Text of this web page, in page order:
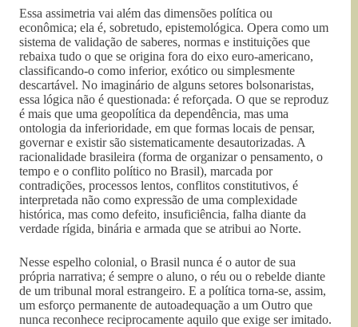
Essa assimetria vai além das dimensões política ou
econômica; ela é, sobretudo, epistemológica. Opera como um
sistema de validação de saberes, normas e instituições que
rebaixa tudo o que se origina fora do eixo euro-americano,
classificando-o como inferior, exótico ou simplesmente
descartável. No imaginário de alguns setores bolsonaristas,
essa lógica não é questionada: é reforçada. O que se reproduz
é mais que uma geopolítica da dependência, mas uma
ontologia da inferioridade, em que formas locais de pensar,
governar e existir são sistematicamente desautorizadas. A
racionalidade brasileira (forma de organizar o pensamento, o
tempo e o conflito político no Brasil), marcada por
contradições, processos lentos, conflitos constitutivos, é
interpretada não como expressão de uma complexidade
histórica, mas como defeito, insuficiência, falha diante da
verdade rígida, binária e armada que se atribui ao Norte.
Nesse espelho colonial, o Brasil nunca é o autor de sua
própria narrativa; é sempre o aluno, o réu ou o rebelde diante
de um tribunal moral estrangeiro. E a política torna-se, assim,
um esforço permanente de autoadequação a um Outro que
nunca reconhece reciprocamente aquilo que exige ser imitado.